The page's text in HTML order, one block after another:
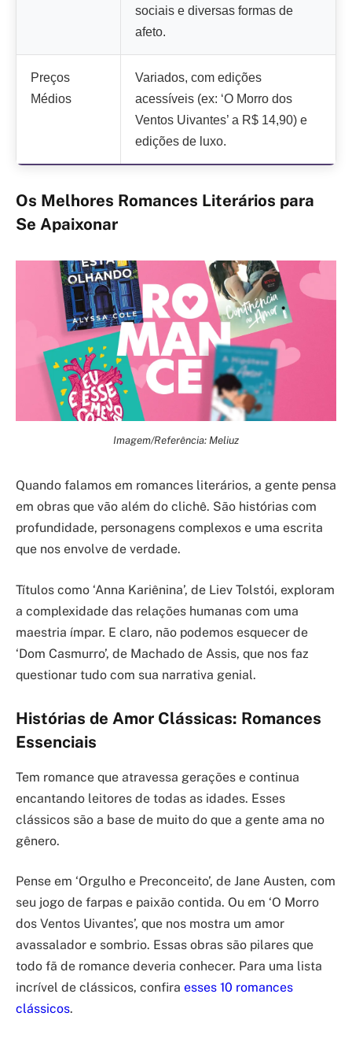
sociais e diversas formas de
afeto.
Preços
Médios
Variados, com edições
acessíveis (ex: ‘O Morro dos
Ventos Uivantes’ a R$ 14,90) e
edições de luxo.
Os Melhores Romances Literários para
Se Apaixonar
Imagem/Referência: Meliuz
Quando falamos em romances literários, a gente pensa
em obras que vão além do clichê. São histórias com
profundidade, personagens complexos e uma escrita
que nos envolve de verdade.
Títulos como ‘Anna Kariênina’, de Liev Tolstói, exploram
a complexidade das relações humanas com uma
maestria ímpar. E claro, não podemos esquecer de
‘Dom Casmurro’, de Machado de Assis, que nos faz
questionar tudo com sua narrativa genial.
Histórias de Amor Clássicas: Romances
Essenciais
Tem romance que atravessa gerações e continua
encantando leitores de todas as idades. Esses
clássicos são a base de muito do que a gente ama no
gênero.
Pense em ‘Orgulho e Preconceito’, de Jane Austen, com
seu jogo de farpas e paixão contida. Ou em ‘O Morro
dos Ventos Uivantes’, que nos mostra um amor
avassalador e sombrio. Essas obras são pilares que
todo fã de romance deveria conhecer. Para uma lista
incrível de clássicos, confira esses 10 romances
clássicos.